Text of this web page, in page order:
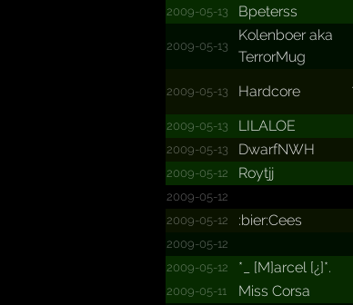
2009-05-13 Bpeterss
2009-05-13
Kolenboer aka
TerrorMug
2009-05-13 Hardcore
2009-05-13 LILALOE
2009-05-13 DwarfNWH
2009-05-12 Roytjj
2009-05-12
2009-05-12 :bier:Cees
2009-05-12
2009-05-12 *_­ [M]arcel [¿]*.­
2009-05-11 Miss Corsa